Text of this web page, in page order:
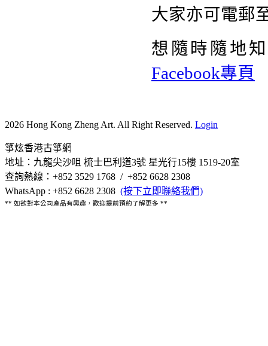
大家亦可電郵
想隨時隨地
Facebook專頁
2026 Hong Kong Zheng Art. All Right Reserved. Login
箏炫香港古箏網
地址：九龍尖沙咀 梳士巴利道3號 星光行15樓 1519-20室
查詢熱線：+852 3529 1768 / +852 6628 2308
WhatsApp : +852 6628 2308 (按下立即聯絡我們)
** 如欲對本公司產品有興趣，歡迎提前預約了解更多 **